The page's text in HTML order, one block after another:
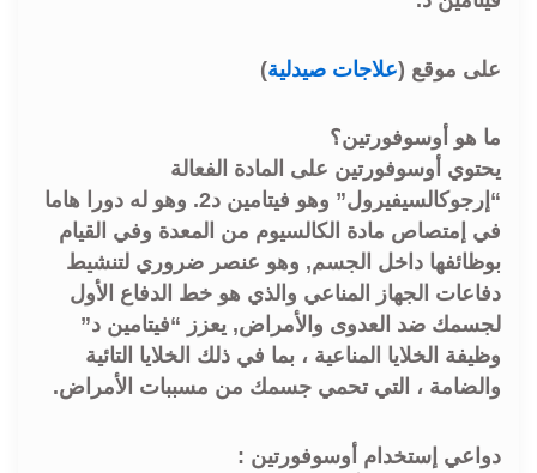
على موقع (علاجات صيدلية)
ما هو أوسوفورتين؟
يحتوي أوسوفورتين على المادة الفعالة
“إرجوكالسيفيرول” وهو فيتامين د2. وهو له دورا هاما
في إمتصاص مادة الكالسيوم من المعدة وفي القيام
بوظائفها داخل الجسم, وهو عنصر ضروري لتنشيط
دفاعات الجهاز المناعي والذي هو خط الدفاع الأول
لجسمك ضد العدوى والأمراض, يعزز “فيتامين د”
وظيفة الخلايا المناعية ، بما في ذلك الخلايا التائية
والضامة ، التي تحمي جسمك من مسببات الأمراض.
دواعي إستخدام أوسوفورتين :